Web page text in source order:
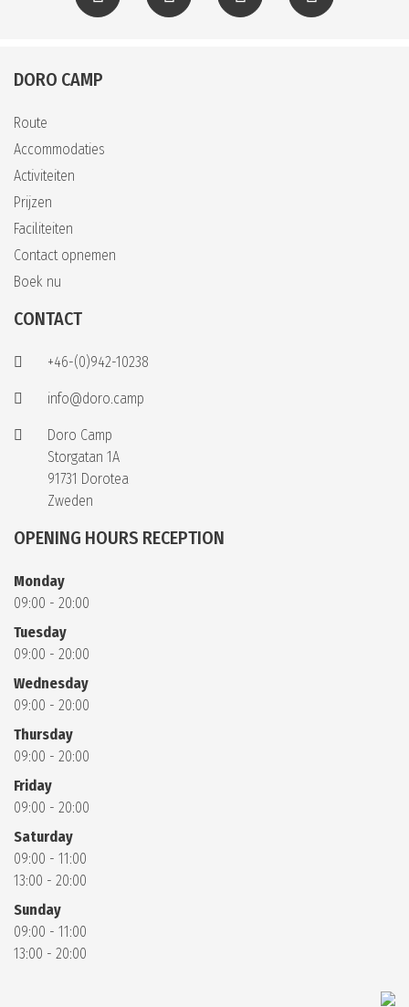
DORO CAMP
Route
Accommodaties
Activiteiten
Prijzen
Faciliteiten
Contact opnemen
Boek nu
CONTACT
+46-(0)942-10238
info@doro.camp
Doro Camp
Storgatan 1A
91731 Dorotea
Zweden
OPENING HOURS RECEPTION
Monday
09:00 - 20:00
Tuesday
09:00 - 20:00
Wednesday
09:00 - 20:00
Thursday
09:00 - 20:00
Friday
09:00 - 20:00
Saturday
09:00 - 11:00
13:00 - 20:00
Sunday
09:00 - 11:00
13:00 - 20:00